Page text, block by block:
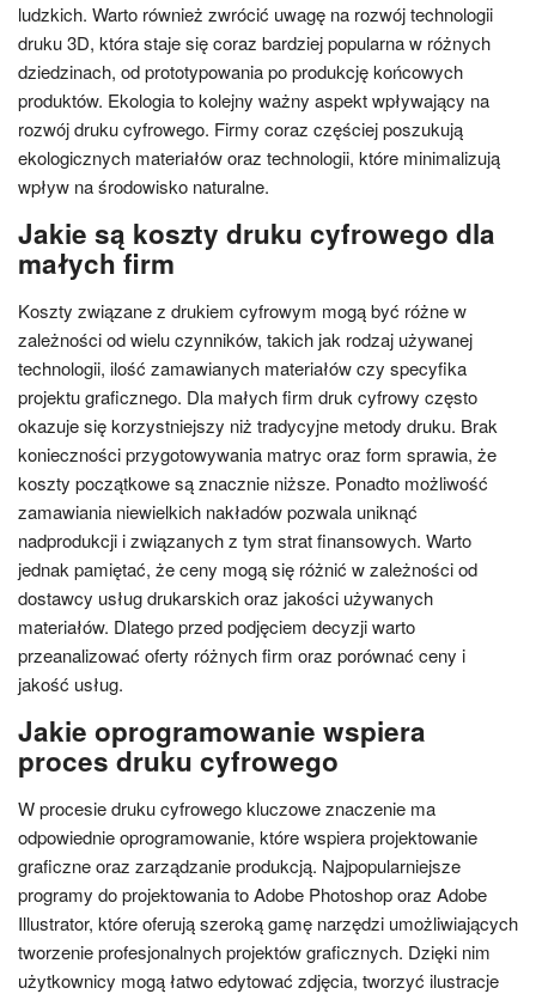
ludzkich. Warto również zwrócić uwagę na rozwój technologii
druku 3D, która staje się coraz bardziej popularna w różnych
dziedzinach, od prototypowania po produkcję końcowych
produktów. Ekologia to kolejny ważny aspekt wpływający na
rozwój druku cyfrowego. Firmy coraz częściej poszukują
ekologicznych materiałów oraz technologii, które minimalizują
wpływ na środowisko naturalne.
Jakie są koszty druku cyfrowego dla
małych firm
Koszty związane z drukiem cyfrowym mogą być różne w
zależności od wielu czynników, takich jak rodzaj używanej
technologii, ilość zamawianych materiałów czy specyfika
projektu graficznego. Dla małych firm druk cyfrowy często
okazuje się korzystniejszy niż tradycyjne metody druku. Brak
konieczności przygotowywania matryc oraz form sprawia, że
koszty początkowe są znacznie niższe. Ponadto możliwość
zamawiania niewielkich nakładów pozwala uniknąć
nadprodukcji i związanych z tym strat finansowych. Warto
jednak pamiętać, że ceny mogą się różnić w zależności od
dostawcy usług drukarskich oraz jakości używanych
materiałów. Dlatego przed podjęciem decyzji warto
przeanalizować oferty różnych firm oraz porównać ceny i
jakość usług.
Jakie oprogramowanie wspiera
proces druku cyfrowego
W procesie druku cyfrowego kluczowe znaczenie ma
odpowiednie oprogramowanie, które wspiera projektowanie
graficzne oraz zarządzanie produkcją. Najpopularniejsze
programy do projektowania to Adobe Photoshop oraz Adobe
Illustrator, które oferują szeroką gamę narzędzi umożliwiających
tworzenie profesjonalnych projektów graficznych. Dzięki nim
użytkownicy mogą łatwo edytować zdjęcia, tworzyć ilustracje